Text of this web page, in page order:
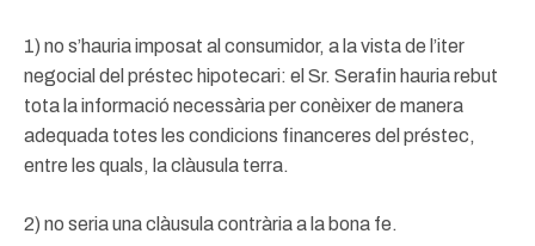
1) no s’hauria imposat al consumidor, a la vista de l’iter
negocial del préstec hipotecari: el Sr. Serafin hauria rebut
tota la informació necessària per conèixer de manera
adequada totes les condicions financeres del préstec,
entre les quals, la clàusula terra.
2) no seria una clàusula contrària a la bona fe.